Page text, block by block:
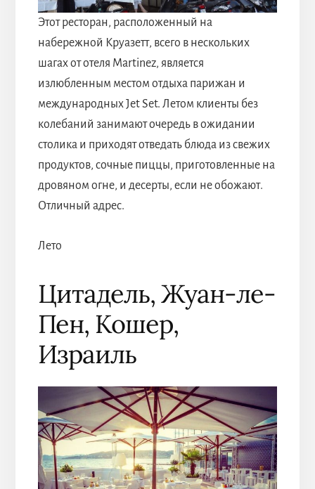
Этот ресторан, расположенный на
набережной Круазетт, всего в нескольких
шагах от отеля Martinez, является
излюбленным местом отдыха парижан и
международных Jet Set. Летом клиенты без
колебаний занимают очередь в ожидании
столика и приходят отведать блюда из свежих
продуктов, сочные пиццы, приготовленные на
дровяном огне, и десерты, если не обожают.
Отличный адрес.
Лето
Цитадель, Жуан-ле-
Пен, Кошер,
Израиль